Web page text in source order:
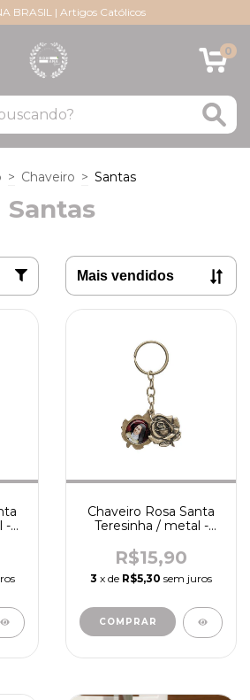
BRASIL | Artigos Católicos
0
> Chaveiro > Santas
Santas
-
Chaveiro Rosa Santa
Teresinha / metal -
R$15,90
3 x de R$5,30 sem juros